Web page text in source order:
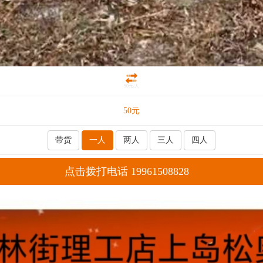
50元/人
50元
带货 一人 两人 三人 四人
点击拨打电话 19961508828